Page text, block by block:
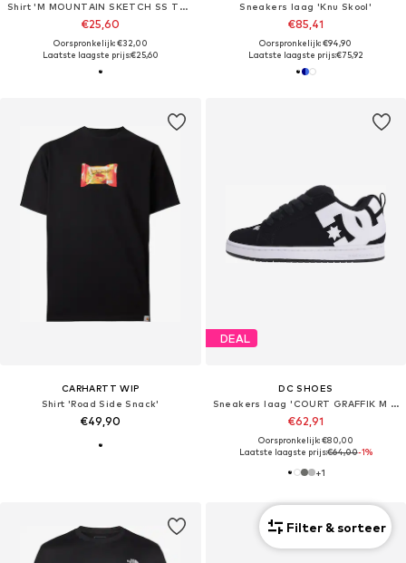
Shirt 'M MOUNTAIN SKETCH SS TEE RELAXED'
€25,60
Oorspronkelijk: €32,00
Laatste laagste prijs:€25,60
Sneakers laag 'Knu Skool'
€85,41
Oorspronkelijk: €94,90
Laatste laagste prijs:€75,92
CARHARTT WIP
Shirt 'Road Side Snack'
€49,90
DEAL
DC SHOES
Sneakers laag 'COURT GRAFFIK M SHOE'
€62,91
Oorspronkelijk: €80,00
Laatste laagste prijs:€64,00-1%
+1
Filter & sorteer